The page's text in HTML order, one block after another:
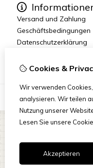
Versand und Zahlung
Geschäftsbedingungen
Datenschutzerklärung
Cookies &
Wir verwenden
analysieren. Wir teilen
Nutzung unserer
Lesen Sie unsere
Akzeptieren